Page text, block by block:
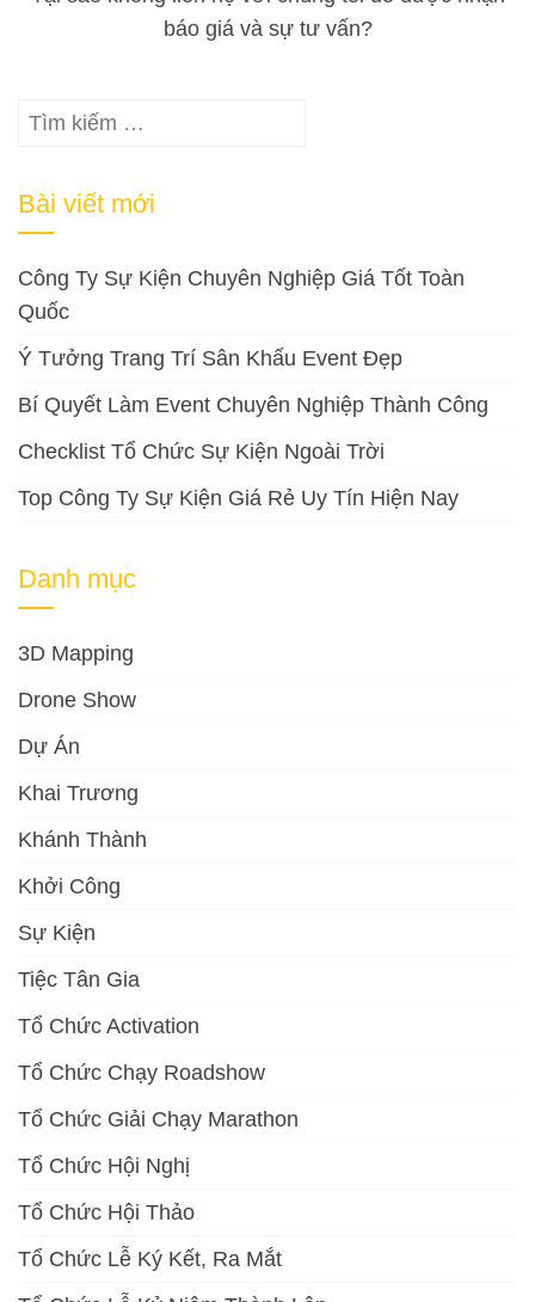
báo giá và sự tư vấn?
Tìm
Bài viết mới
Công Ty Sự Kiện Chuyên Nghiệp Giá Tốt Toàn
Quốc
Ý Tưởng Trang Trí Sân Khấu Event Đẹp
Bí Quyết Làm Event Chuyên Nghiệp Thành Công
Checklist Tổ Chức Sự Kiện Ngoài Trời
Top Công Ty Sự Kiện Giá Rẻ Uy Tín Hiện Nay
Danh mục
3D Mapping
Drone Show
Dự Án
Khai Trương
Khánh Thành
Khởi Công
Sự Kiện
Tiệc Tân Gia
Tổ Chức Activation
Tổ Chức Chạy Roadshow
Tổ Chức Giải Chạy Marathon
Tổ Chức Hội Nghị
Tổ Chức Hội Thảo
Tổ Chức Lễ Ký Kết, Ra Mắt